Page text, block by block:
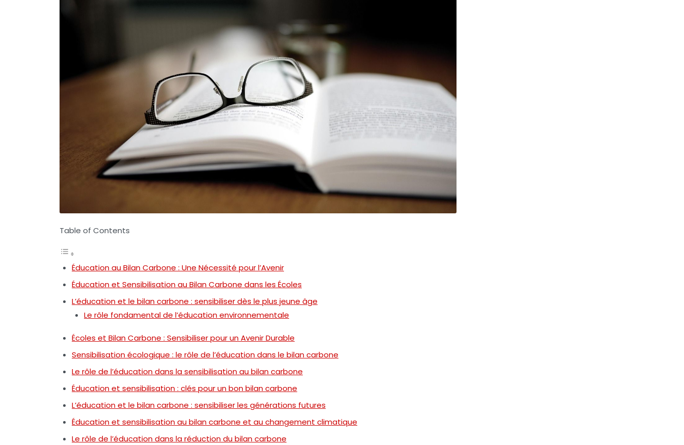
Table of Contents
Éducation au Bilan Carbone : Une Nécessité pour l’Avenir
Éducation et Sensibilisation au Bilan Carbone dans les Écoles
L’éducation et le bilan carbone : sensibiliser dès le plus jeune âge
Le rôle fondamental de l’éducation environnementale
Écoles et Bilan Carbone : Sensibiliser pour un Avenir Durable
Sensibilisation écologique : le rôle de l’éducation dans le bilan carbone
Le rôle de l’éducation dans la sensibilisation au bilan carbone
Éducation et sensibilisation : clés pour un bon bilan carbone
L’éducation et le bilan carbone : sensibiliser les générations futures
Éducation et sensibilisation au bilan carbone et au changement climatique
Le rôle de l’éducation dans la réduction du bilan carbone